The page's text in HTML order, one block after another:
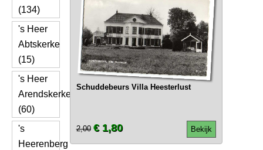
(134)
's Heer
Abtskerke
(15)
's Heer
Arendskerke
(60)
's
Heerenberg
Schuddebeurs Villa Heesterlust
Bekijk
2,00 € 1,80